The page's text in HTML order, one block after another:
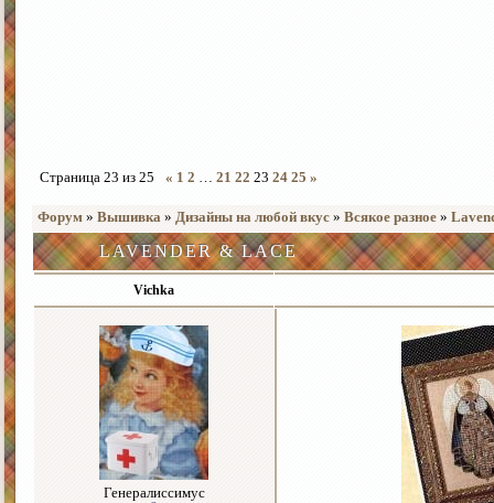
Страница 23 из 25 « 1 2 … 21 22 23 24 25 »
Форум » Вышивка » Дизайны на любой вкус » Всякое разное »
LAVENDER & LACE
Vichka
Генералиссимус